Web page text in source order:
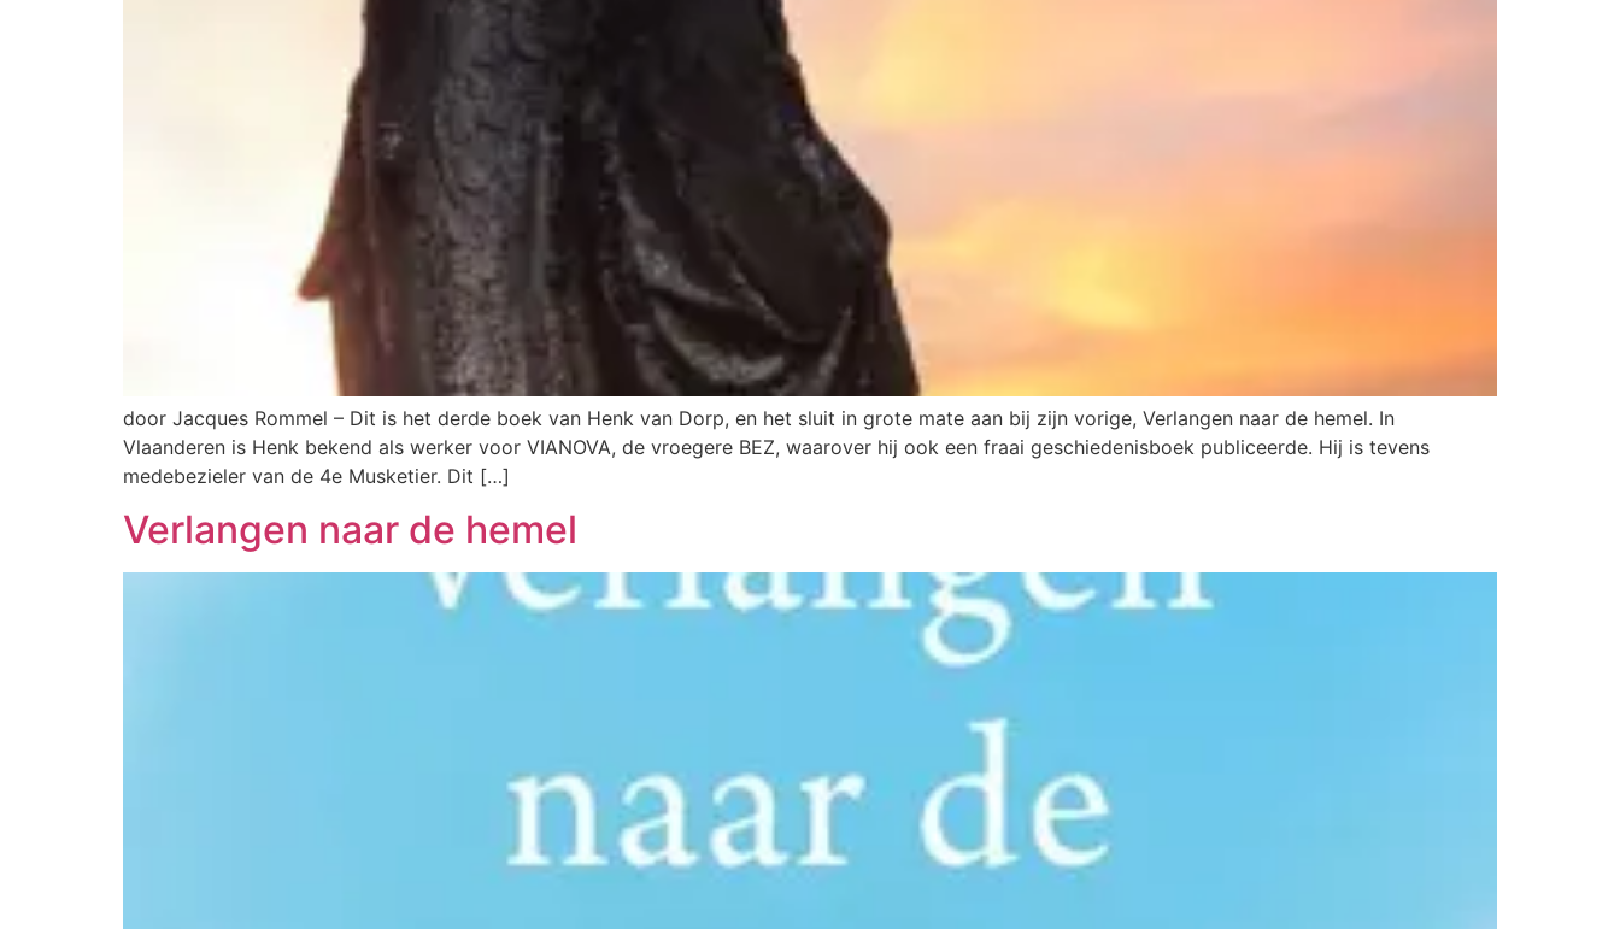
door Jacques Rommel – Dit is het derde boek van Henk van Dorp, en het sluit in grote mate aan bij zijn vorige, Verlangen naar de hemel. In
Vlaanderen is Henk bekend als werker voor VIANOVA, de vroegere BEZ, waarover hij ook een fraai geschiedenisboek publiceerde. Hij is tevens
medebezieler van de 4e Musketier. Dit […]
Verlangen naar de hemel